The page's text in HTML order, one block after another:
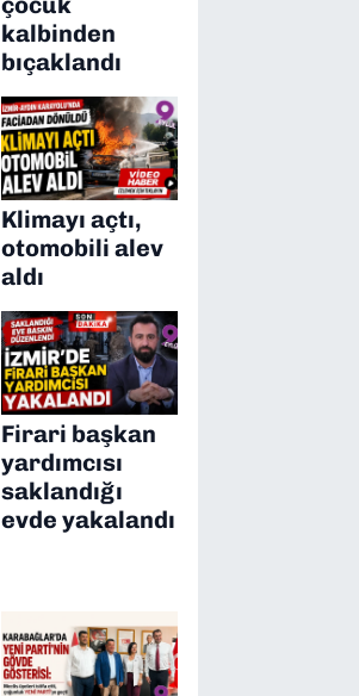
kalbinden
bıçaklandı
Klimayı açtı,
otomobili alev
aldı
Firari başkan
yardımcısı
saklandığı
evde yakalandı